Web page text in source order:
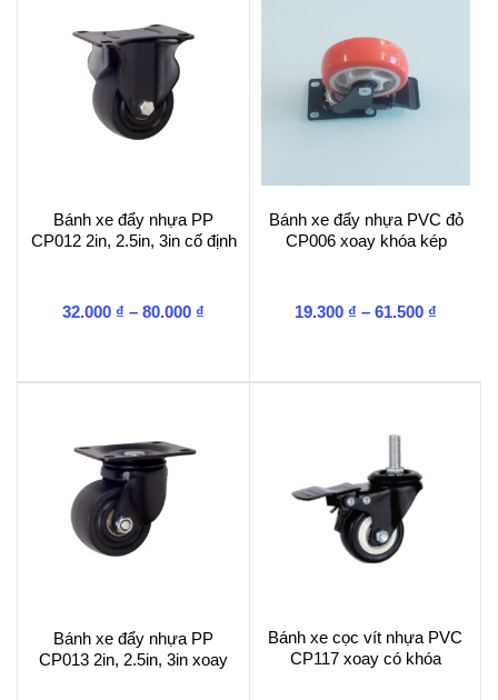
Bánh xe đẩy nhựa PP
CP012 2in, 2.5in, 3in cố định
32.000 ₫ – 80.000 ₫
Bánh xe đẩy nhựa PVC đỏ
CP006 xoay khóa kép
19.300 ₫ – 61.500 ₫
Bánh xe đẩy nhựa PP
CP013 2in, 2.5in, 3in xoay
Bánh xe cọc vít nhựa PVC
CP117 xoay có khóa